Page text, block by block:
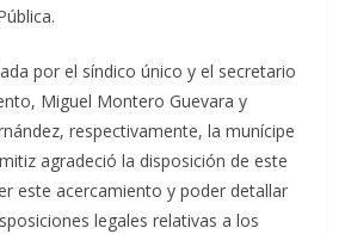
por el síndico único y el secretario
Miguel Montero Guevara y
respectivamente, la munícipe
agradeció la disposición de este
este acercamiento y poder detallar
legales relativas a los